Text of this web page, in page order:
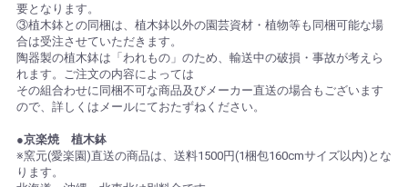
要となります。
③植木鉢との同梱は、植木鉢以外の園芸資材・植物等も同梱可能な場
合は受注させていただきます。
陶器製の植木鉢は「われもの」のため、輸送中の破損・事故が考えら
れます。ご注文の内容によっては
その組合わせに同梱不可な商品及びメーカー直送の場合もございます
ので、詳しくはメールにておたずねください。
●京楽焼 植木鉢
※窯元(愛楽園)直送の商品は、送料1500円(1梱包160cmサイズ以内)とな
ります。